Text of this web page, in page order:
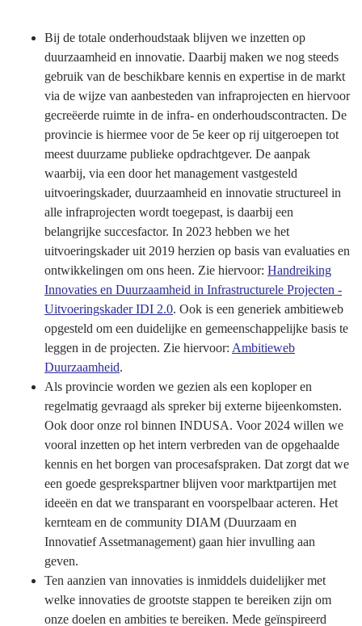
Bij de totale onderhoudstaak blijven we inzetten op
duurzaamheid en innovatie. Daarbij maken we nog steeds
gebruik van de beschikbare kennis en expertise in de markt
via de wijze van aanbesteden van infraprojecten en hiervoor
gecreëerde ruimte in de infra- en onderhoudscontracten. De
provincie is hiermee voor de 5e keer op rij uitgeroepen tot
meest duurzame publieke opdrachtgever. De aanpak
waarbij, via een door het management vastgesteld
uitvoeringskader, duurzaamheid en innovatie structureel in
alle infraprojecten wordt toegepast, is daarbij een
belangrijke succesfactor. In 2023 hebben we het
uitvoeringskader uit 2019 herzien op basis van evaluaties en
ontwikkelingen om ons heen. Zie hiervoor: Handreiking
Innovaties en Duurzaamheid in Infrastructurele Projecten -
Uitvoeringskader IDI 2.0. Ook is een generiek ambitieweb
opgesteld om een duidelijke en gemeenschappelijke basis te
leggen in de projecten. Zie hiervoor: Ambitieweb
Duurzaamheid.
Als provincie worden we gezien als een koploper en
regelmatig gevraagd als spreker bij externe bijeenkomsten.
Ook door onze rol binnen INDUSA. Voor 2024 willen we
vooral inzetten op het intern verbreden van de opgehaalde
kennis en het borgen van procesafspraken. Dat zorgt dat we
een goede gesprekspartner blijven voor marktpartijen met
ideeën en dat we transparant en voorspelbaar acteren. Het
kernteam en de community DIAM (Duurzaam en
Innovatief Assetmanagement) gaan hier invulling aan
geven.
Ten aanzien van innovaties is inmiddels duidelijker met
welke innovaties de grootste stappen te bereiken zijn om
onze doelen en ambities te bereiken. Mede geïnspireerd